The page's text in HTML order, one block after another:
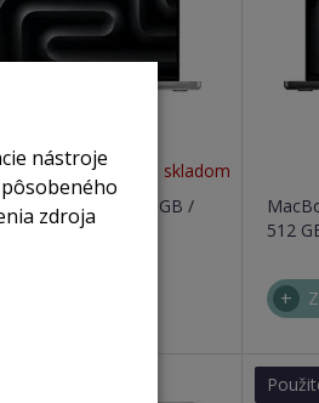
nie je skladom
Pro 14" / M4 / 16GB /
512
nástroje
zdroja